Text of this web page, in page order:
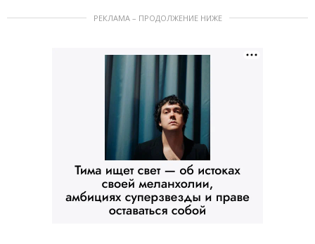
РЕКЛАМА – ПРОДОЛЖЕНИЕ НИЖЕ